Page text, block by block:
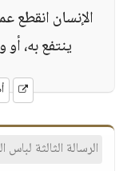
الإنسان انقطع
ينتفع به،
الرسالة الثالثة لباس